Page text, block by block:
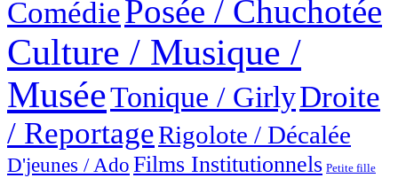
ComédiePosée / Chuchotée
Culture / Musique /
MuséeTonique / GirlyDroite
/ ReportageRigolote / Décalée
D'jeunes / Ado Films Institutionnels Petite fille